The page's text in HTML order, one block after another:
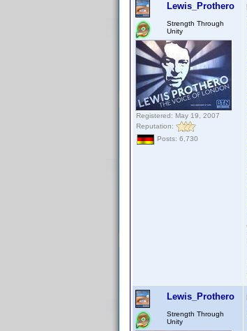
Lewis_Prothero
Strength Through
Unity
Registered: May 19, 2007
Reputation:
Posts: 6,730
Lewis_Prothero
Strength Through
Unity